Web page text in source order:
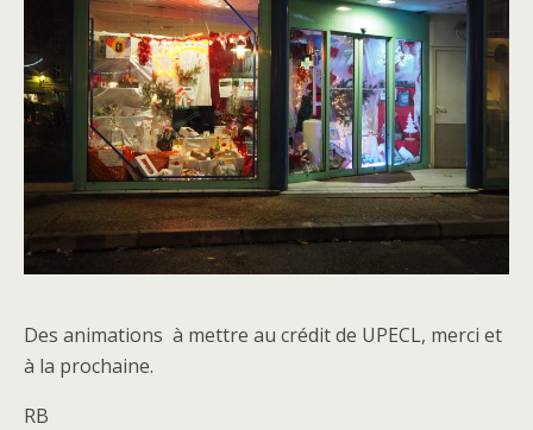
Des animations à mettre au crédit de UPECL, merci et
à la prochaine.
RB